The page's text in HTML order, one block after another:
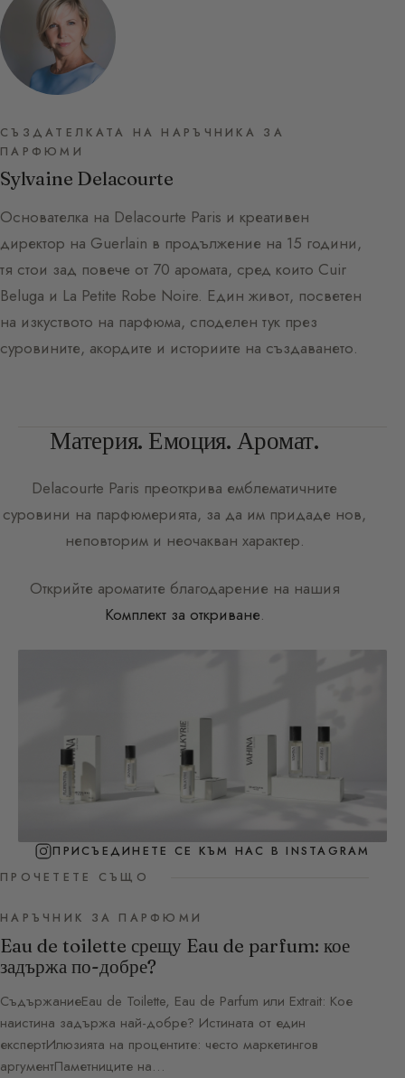
СЪЗДАТЕЛКАТА НА НАРЪЧНИКА ЗА
ПАРФЮМИ
Sylvaine Delacourte
Основателка на Delacourte Paris и креативен
директор на Guerlain в продължение на 15 години,
тя стои зад повече от 70 аромата, сред които Cuir
Beluga и La Petite Robe Noire. Един живот, посветен
на изкуството на парфюма, споделен тук през
суровините, акордите и историите на създаването.
Материя. Емоция. Аромат.
Delacourte Paris преоткрива емблематичните
суровини на парфюмерията, за да им придаде нов,
неповторим и неочакван характер.
Открийте ароматите благодарение на нашия
Комплект за откриване.
ПРИСЪЕДИНЕТЕ СЕ КЪМ НАС В INSTAGRAM
ПРОЧЕТЕТЕ СЪЩО
НАРЪЧНИК ЗА ПАРФЮМИ
Eau de toilette срещу Eau de parfum: кое
задържа по-добре?
СъдържаниеEau de Toilette, Eau de Parfum или Extrait: Кое
наистина задържа най-добре? Истината от един
експертИлюзията на процентите: често маркетингов
аргументПаметниците на…